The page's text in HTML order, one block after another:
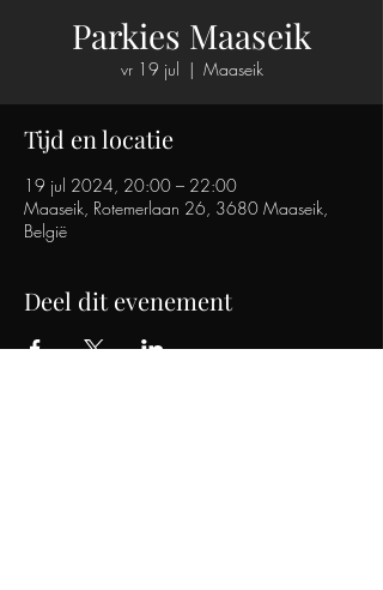
Parkies Maaseik
vr 19 jul
  |
Maaseik
Tijd en locatie
19 jul 2024, 20:00 – 22:00
Maaseik, Rotemerlaan 26, 3680 Maaseik,
België
Deel dit evenement